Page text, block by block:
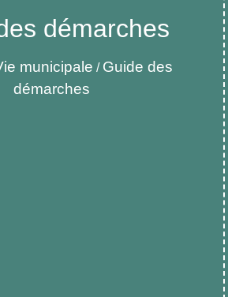
démarches
municipale / Guide des
démarches